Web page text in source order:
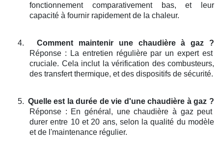
fonctionnement comparativement bas, et leur
capacité à fournir rapidement de la chaleur.
4.
Comment maintenir une chaudière à gaz ?
Réponse : La entretien régulière par un expert est
cruciale. Cela inclut la vérification des combusteurs,
des transfert thermique, et des dispositifs de sécurité.
5. Quelle est la durée de vie d'une chaudière à gaz ?
Réponse : En général, une chaudière à gaz peut
durer entre 10 et 20 ans, selon la qualité du modèle
et de l'maintenance régulier.